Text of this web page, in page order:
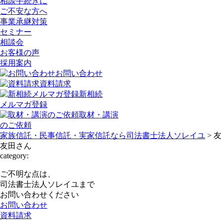
ご不安な方へ
事業承継対策
セミナー
相談会
お客様の声
採用案内
お問い合わせ
資料請求
新相続
メルマガ登録
取材・講演
のご依頼
家族信託・民事信託・実家信託なら司法書士法人ソレイユ >
友田さん
category:
ご不明な点は、
司法書士法人ソレイユまで
お問い合わせください
お問い合わせ
資料請求